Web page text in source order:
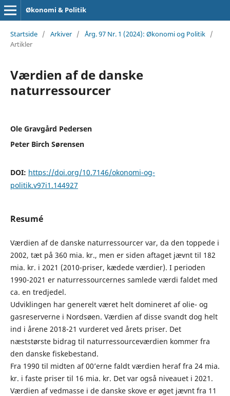
Økonomi & Politik
Startside / Arkiver / Årg. 97 Nr. 1 (2024): Økonomi og Politik /
Artikler
Værdien af de danske
naturressourcer
Ole Gravgård Pedersen
Peter Birch Sørensen
DOI: https://doi.org/10.7146/okonomi-og-
politik.v97i1.144927
Resumé
Værdien af de danske naturressourcer var, da den toppede i
2002, tæt på 360 mia. kr., men er siden aftaget jævnt til 182
mia. kr. i 2021 (2010-priser, kædede værdier). I perioden
1990-2021 er naturressourcernes samlede værdi faldet med
ca. en tredjedel.
Udviklingen har generelt været helt domineret af olie- og
gasreserverne i Nordsøen. Værdien af disse svandt dog helt
ind i årene 2018-21 vurderet ved årets priser. Det
næststørste bidrag til naturressourceværdien kommer fra
den danske fiskebestand.
Fra 1990 til midten af 00’erne faldt værdien heraf fra 24 mia.
kr. i faste priser til 16 mia. kr. Det var også niveauet i 2021.
Værdien af vedmasse i de danske skove er øget jævnt fra 11